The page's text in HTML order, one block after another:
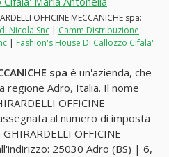
OFFICINE MECCANICHE spa:
Nicola Snc | Camm Distribuzione
| Fashion's House Di Callozzo Cifala'
spa è un'azienda, che
Adro, Italia. Il nome
OFFICINE
al numero di imposta
OFFICINE
25030 Adro (BS) | 6,